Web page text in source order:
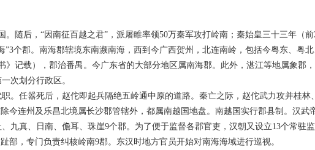
后，“因南征百越之君”，派屠睢率领50万秦军攻打岭南；秦始皇三十三年（前
个郡。南海郡辖境东南濒南海，西到今广西贺州，北连南岭，包括今粤东、粤
记载），郡治番禺。今广东省的大部分地区属南海郡。此外，湛江等地属象郡
次划分行政区。
任嚣死后，赵佗即起兵隔绝五岭通中原的道路。秦亡之际，赵佗武力攻并桂林
今连州及乐昌北境属长沙郡管辖外，都属南越国地盘。南越国实行郡县制。汉武
九真、日南、儋耳、珠崖9个郡。为了便于监督各郡官吏，汉朝又设立13个常驻
部，专门负责纠核岭南9郡。东汉时地方官员开始对南海海域进行巡视。